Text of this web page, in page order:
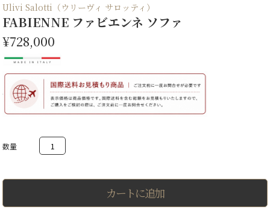
Ulivi Salotti（ウリーヴィ サロッティ）
FABIENNE ファビエンネ ソファ
¥728,000
FABIENNE
ァ
エ
ソ
カートに追加